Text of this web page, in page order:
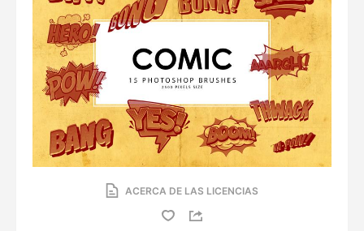
ACERCA DE LAS LICENCIAS